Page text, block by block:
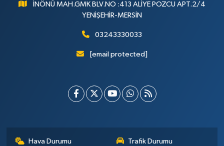
İNÖNÜ MAH.GMK BLV.NO :413 ALİYE POZCU APT.2/4
YENİŞEHİR-MERSİN
03243330033
[email protected]
Hava Durumu Trafik Durumu